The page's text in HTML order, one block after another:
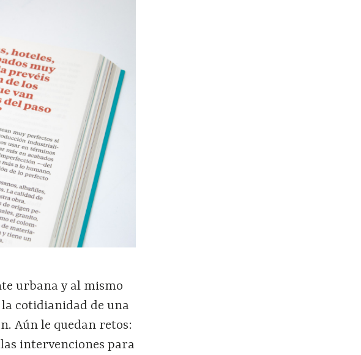
urbana y al mismo
cotidianidad de una
Aún le quedan retos:
intervenciones para